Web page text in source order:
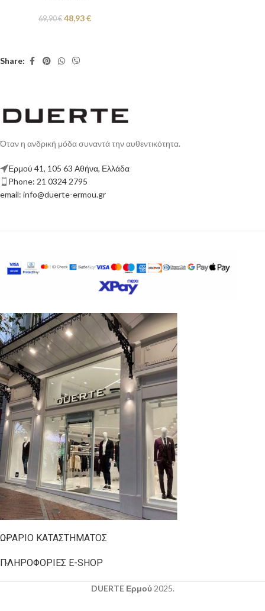
69,90€ 48,93€
Share:
Όταν η ανδρική μόδα συναντά την αυθεντικότητα.
Ερμού 41, 105 63 Αθήνα, Ελλάδα
Phone: 21 0324 2795
email: info@duerte-ermou.gr
ΩΡΆΡΙΟ ΚΑΤΑΣΤΉΜΑΤΟΣ
ΠΛΗΡΟΦΟΡΊΕΣ E-SHOP
DUERTE Ερμού 2025.